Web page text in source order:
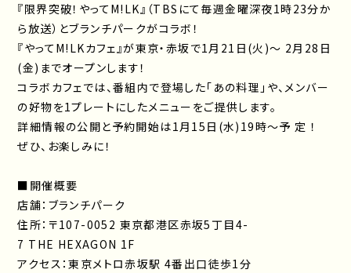
『限界突破！やってM!LK』（TBSにて毎週金曜深夜1時23分か
ら放送）とブランチパークがコラボ！
『やってM!LKカフェ』が東京・赤坂で1月21日(火)～ 2月28日
(金)までオープンします！
コラボカフェでは、番組内で登場した「あの料理」や、メンバー
の好物を1プレートにしたメニューをご提供します。
詳細情報の公開と予約開始は1月15日(水)19時～予 定 ！
ぜひ、お楽しみに！
■開催概要
店舗：ブランチパーク
住所：〒107-0052 東京都港区赤坂5丁目4-
7 THE HEXAGON 1F
アクセス：東京メトロ赤坂駅 4番出口徒歩1分